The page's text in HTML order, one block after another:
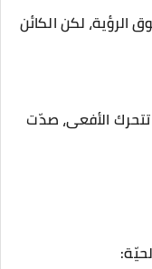
لكن الكائن
الأفعى، صدّت